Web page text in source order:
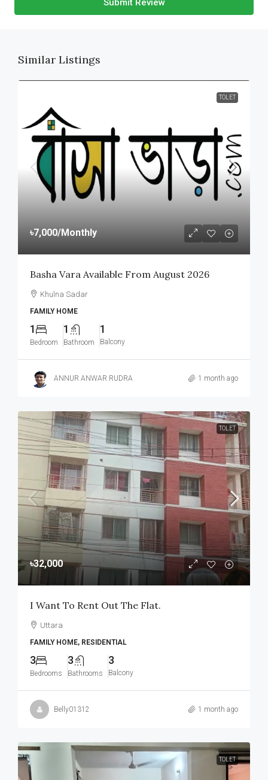
Submit Review
Similar Listings
TOLET
৳7,000/Monthly
Basha Vara Available From August 2026
Khulna Sadar
FAMILY HOME
1
Bedroom
1
Bathroom
1
Balcony
ANNUR ANWAR RUDRA 1 month ago
TOLET
৳32,000
I Want To Rent Out The Flat.
Uttara
FAMILY HOME, RESIDENTIAL
3
Bedrooms
3
Bathrooms
3
Balcony
Belly01312 1 month ago
TOLET